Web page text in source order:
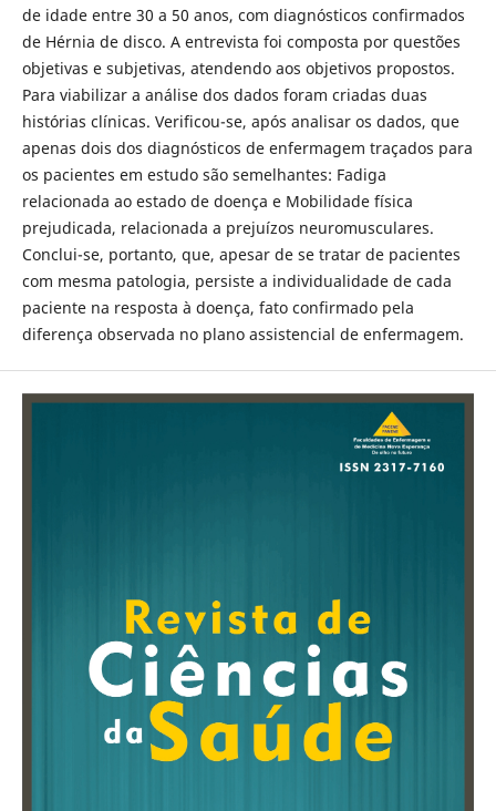
de idade entre 30 a 50 anos, com diagnósticos confirmados
de Hérnia de disco. A entrevista foi composta por questões
objetivas e subjetivas, atendendo aos objetivos propostos.
Para viabilizar a análise dos dados foram criadas duas
histórias clínicas. Verificou-se, após analisar os dados, que
apenas dois dos diagnósticos de enfermagem traçados para
os pacientes em estudo são semelhantes: Fadiga
relacionada ao estado de doença e Mobilidade física
prejudicada, relacionada a prejuízos neuromusculares.
Conclui-se, portanto, que, apesar de se tratar de pacientes
com mesma patologia, persiste a individualidade de cada
paciente na resposta à doença, fato confirmado pela
diferença observada no plano assistencial de enfermagem.